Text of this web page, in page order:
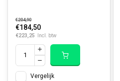
€204,90
€184,50
€223,25 Incl. btw
Vergelijk